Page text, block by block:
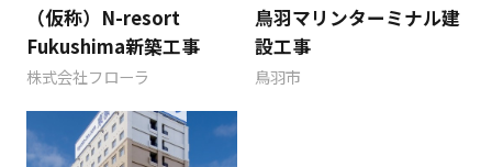
（仮称）N-resort
Fukushima新築工事
株式会社フローラ
鳥羽マリンターミナル建
設工事
鳥羽市